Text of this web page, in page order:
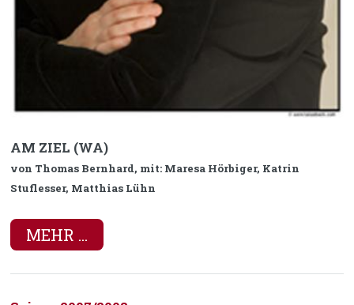
AM ZIEL (WA)
von Thomas Bernhard, mit: Maresa Hörbiger, Katrin
Stuflesser, Matthias Lühn
MEHR ...